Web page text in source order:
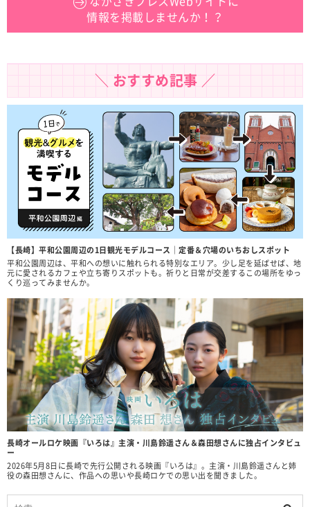
情報を掲載しませんか！？
＼ おすすめ記事 ／
【長崎】平和公園周辺の1日観光モデルコース｜定番＆穴場のいちおしスポット
平和公園周辺は、平和への想いに触れられる特別なエリア。少し足を延ばせば、地
元に愛されるカフェや立ち寄りスポットも。祈りと日常が交差するこの場所をゆっ
くり巡ってみませんか。
長崎オールロケ映画『いろは』主演・川島鈴遥さん＆森田想さんに独占インタビュ
ー
2026年5月8日に長崎で先行公開される映画『いろは』。主演・川島鈴遥さんと姉
役の森田想さんに、作品への思いや長崎ロケでの思い出を聞きました。